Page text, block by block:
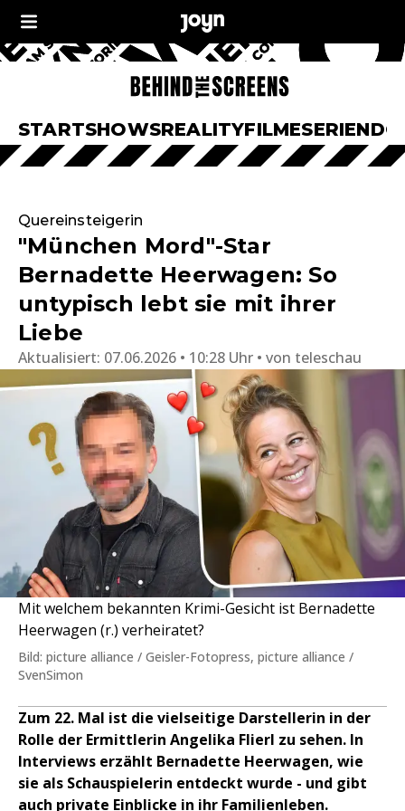
STARTSHOWSREALITYFILMESERIEN
Quereinsteigerin
"München Mord"-Star
Bernadette Heerwagen: So
untypisch lebt sie mit ihrer
Liebe
Aktualisiert: 07.06.2026 • 10:28 Uhr von teleschau
Mit welchem bekannten Krimi-Gesicht ist Bernadette
Heerwagen (r.) verheiratet?
Bild: picture alliance / Geisler-Fotopress, picture alliance /
SvenSimon
Zum 22. Mal ist die vielseitige Darstellerin in der
Rolle der Ermittlerin Angelika Flierl zu sehen. In
Interviews erzählt Bernadette Heerwagen, wie
sie als Schauspielerin entdeckt wurde - und gibt
auch private Einblicke in ihr Familienleben.